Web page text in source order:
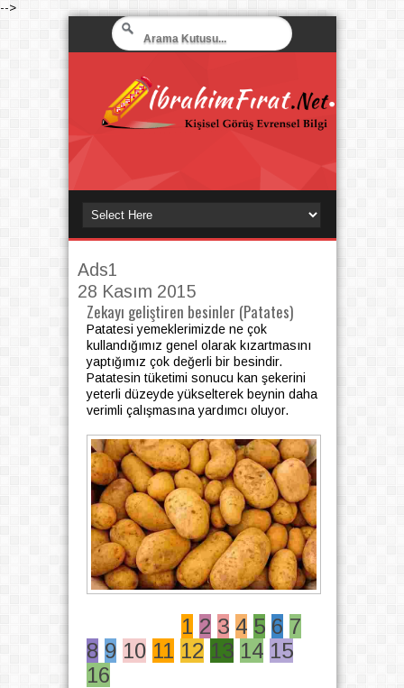
-->
Ads1
28 Kasım 2015
Zekayı geliştiren besinler (Patates)
Patatesi yemeklerimizde ne çok
kullandığımız genel olarak kızartmasını
yaptığımız çok değerli bir besindir.
Patatesin tüketimi sonucu kan şekerini
yeterli düzeyde yükselterek beynin daha
verimli çalışmasına yardımcı oluyor.
1 2 3 4 5 6 7
8 9 10 11 12 13 14 15
16